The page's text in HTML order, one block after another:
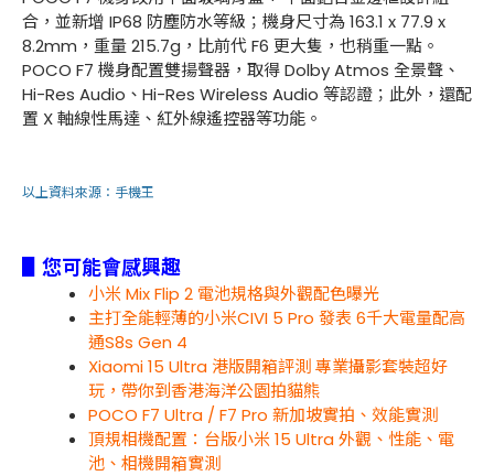
合，並新增 IP68 防塵防水等級；機身尺寸為 163.1 x 77.9 x
8.2mm，重量 215.7g，比前代 F6 更大隻，也稍重一點。
POCO F7 機身配置雙揚聲器，取得 Dolby Atmos 全景聲、
Hi-Res Audio、Hi-Res Wireless Audio 等認證；此外，還配
置 X 軸線性馬達、紅外線遙控器等功能。
以上資料來源： 手機王
▋您可能會感興趣
小米 Mix Flip 2 電池規格與外觀配色曝光
主打全能輕薄的小米CIVI 5 Pro 發表 6千大電量配高
通S8s Gen 4
Xiaomi 15 Ultra 港版開箱評測 專業攝影套裝超好
玩，帶你到香港海洋公園拍貓熊
POCO F7 Ultra / F7 Pro 新加坡實拍、效能實測
頂規相機配置：台版小米 15 Ultra 外觀、性能、電
池、相機開箱實測